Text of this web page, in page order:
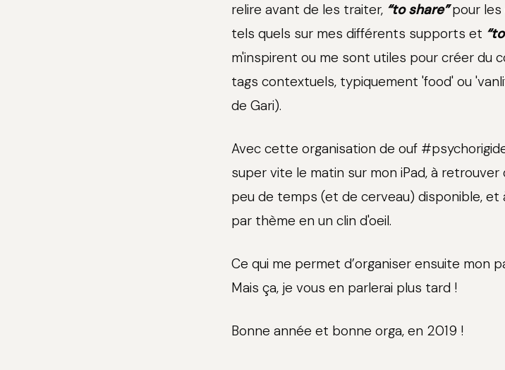
relire avant de les traiter, “to share”pour les
tels quels sur mes différents supports et
m'inspirent ou me sont utiles pour créer du
tags contextuels, typiquement 'food' ou
de Gari).
Avec cette organisation de ouf
super vite le matin sur mon iPad, à retrouver
peu de temps (et de cerveau) disponible, et
par thème en un clin d'oeil.
Ce qui me permet d’organiser ensuite mon
Mais ça, je vous en parlerai plus tard !
Bonne année et bonne orga, en 2019 !